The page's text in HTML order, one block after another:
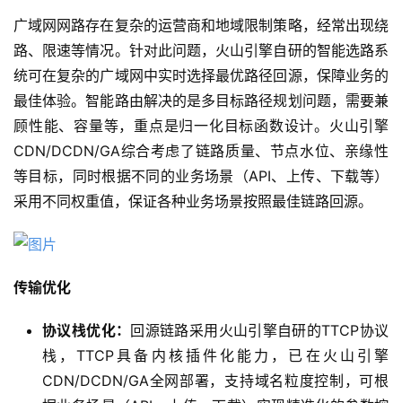
广域网网路存在复杂的运营商和地域限制策略，经常出现绕
路、限速等情况。针对此问题，火山引擎自研的智能选路系
统可在复杂的广域网中实时选择最优路径回源，保障业务的
最佳体验。智能路由解决的是多目标路径规划问题，需要兼
顾性能、容量等，重点是归一化目标函数设计。火山引擎
CDN/DCDN/GA综合考虑了链路质量、节点水位、亲缘性
等目标，同时根据不同的业务场景（API、上传、下载等）
采用不同权重值，保证各种业务场景按照最佳链路回源。
传输优化
协议栈优化： 回源链路采用火山引擎自研的TTCP协议
栈，TTCP具备内核插件化能力，已在火山引擎
CDN/DCDN/GA全网部署，支持域名粒度控制，可根